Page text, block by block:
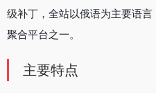
级补丁，全站以俄语为主要语
聚合平台之一。
主要特点